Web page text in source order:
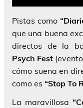
Pistas como
que una buena
directos de la
Psych Fest (evento
cómo suena en
como es “Stop To
La maravillosa